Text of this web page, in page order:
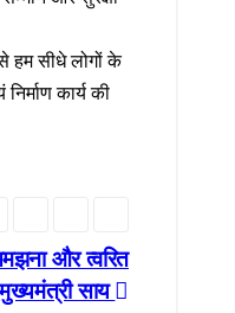
हम सीधे लोगों के
कार्य की
और त्वरित
साय